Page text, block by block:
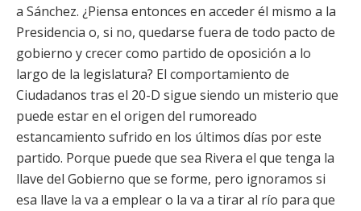
a Sánchez. ¿Piensa entonces en acceder él mismo a la
Presidencia o, si no, quedarse fuera de todo pacto de
gobierno y crecer como partido de oposición a lo
largo de la legislatura? El comportamiento de
Ciudadanos tras el 20-D sigue siendo un misterio que
puede estar en el origen del rumoreado
estancamiento sufrido en los últimos días por este
partido. Porque puede que sea Rivera el que tenga la
llave del Gobierno que se forme, pero ignoramos si
esa llave la va a emplear o la va a tirar al río para que